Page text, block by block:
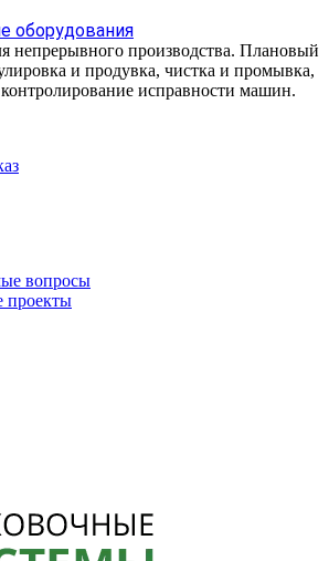
оборудования
непрерывного производства. Плановый
и продувка, чистка и промывка,
исправности машин.
вопросы
проекты